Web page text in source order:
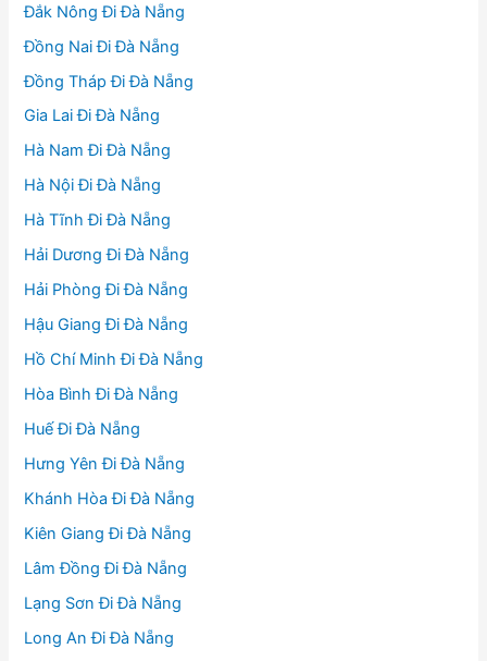
Đắk Nông Đi Đà Nẵng
Đồng Nai Đi Đà Nẵng
Đồng Tháp Đi Đà Nẵng
Gia Lai Đi Đà Nẵng
Hà Nam Đi Đà Nẵng
Hà Nội Đi Đà Nẵng
Hà Tĩnh Đi Đà Nẵng
Hải Dương Đi Đà Nẵng
Hải Phòng Đi Đà Nẵng
Hậu Giang Đi Đà Nẵng
Hồ Chí Minh Đi Đà Nẵng
Hòa Bình Đi Đà Nẵng
Huế Đi Đà Nẵng
Hưng Yên Đi Đà Nẵng
Khánh Hòa Đi Đà Nẵng
Kiên Giang Đi Đà Nẵng
Lâm Đồng Đi Đà Nẵng
Lạng Sơn Đi Đà Nẵng
Long An Đi Đà Nẵng